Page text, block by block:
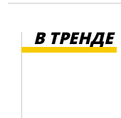
В ТРЕНДЕ